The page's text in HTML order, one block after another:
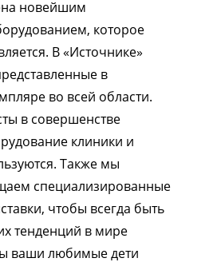
новейшим
которое
В «Источнике»
в
во всей области.
в совершенстве
клиники и
Также мы
специализированные
чтобы всегда быть
тенденций в мире
ваши любимые дети